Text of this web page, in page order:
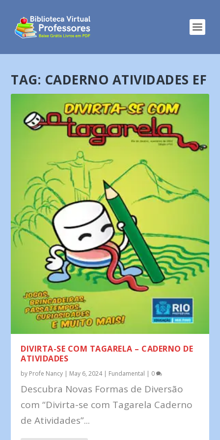
TAG: CADERNO ATIVIDADES EF
DIVIRTA-SE COM TAGARELA – CADERNO DE
ATIVIDADES
by Profe Nancy | May 6, 2024| Fundamental | 0
Descubra Novas Formas de Diversão
com “Divirta-se com Tagarela Caderno
de Atividades”...